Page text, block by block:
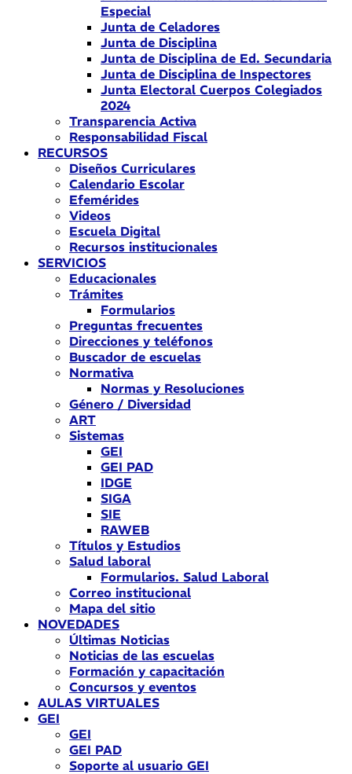
Especial
Junta de Celadores
Junta de Disciplina
Junta de Disciplina de Ed. Secundaria
Junta de Disciplina de Inspectores
Junta Electoral Cuerpos Colegiados
2024
Transparencia Activa
Responsabilidad Fiscal
RECURSOS
Diseños Curriculares
Calendario Escolar
Efemérides
Videos
Escuela Digital
Recursos institucionales
SERVICIOS
Educacionales
Trámites
Formularios
Preguntas frecuentes
Direcciones y teléfonos
Buscador de escuelas
Normativa
Normas y Resoluciones
Género / Diversidad
ART
Sistemas
GEI
GEI PAD
IDGE
SIGA
SIE
RAWEB
Títulos y Estudios
Salud laboral
Formularios. Salud Laboral
Correo institucional
Mapa del sitio
NOVEDADES
Últimas Noticias
Noticias de las escuelas
Formación y capacitación
Concursos y eventos
AULAS VIRTUALES
GEI
GEI
GEI PAD
Soporte al usuario GEI